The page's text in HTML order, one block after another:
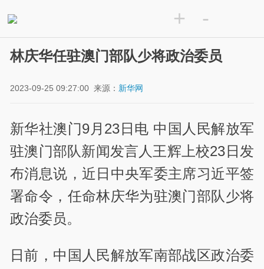
+ -
林庆华任驻澳门部队少将政治委员
2023-09-25 09:27:00 来源： 新华网
新华社澳门9月23日电 中国人民解放军
驻澳门部队新闻发言人王辉上校23日发
布消息说，近日中央军委主席习近平签
署命令，任命林庆华为驻澳门部队少将
政治委员。
日前，中国人民解放军南部战区政治委